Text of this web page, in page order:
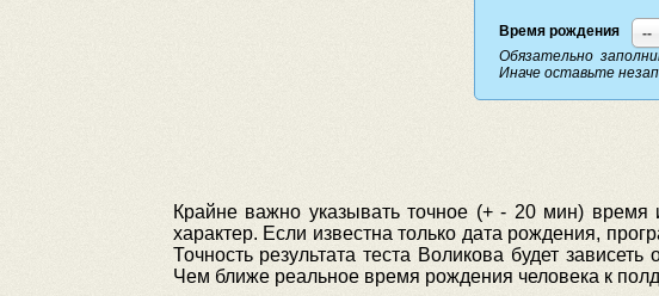
Время рождения --
Обязательно
Иначе оставьте
Крайне важно указывать точное (+ - 20 мин) время
характер. Если известна только дата рождения,
Точность результата теста Воликова будет
Чем ближе реальное время рождения человека к